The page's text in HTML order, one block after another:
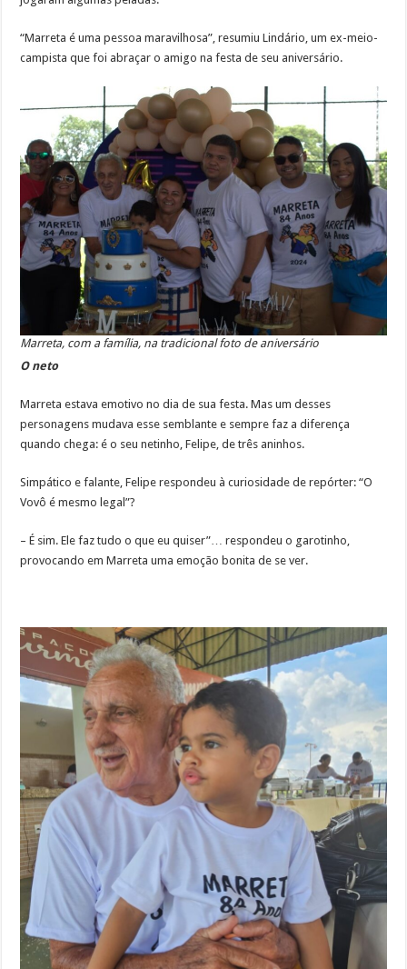
“Marreta é uma pessoa maravilhosa”, resumiu Lindário, um ex-meio-
campista que foi abraçar o amigo na festa de seu aniversário.
Marreta, com a família, na tradicional foto de aniversário
O neto
Marreta estava emotivo no dia de sua festa. Mas um desses
personagens mudava esse semblante e sempre faz a diferença
quando chega: é o seu netinho, Felipe, de três aninhos.
Simpático e falante, Felipe respondeu à curiosidade de repórter: “O
Vovô é mesmo legal”?
– É sim. Ele faz tudo o que eu quiser”… respondeu o garotinho,
provocando em Marreta uma emoção bonita de se ver.